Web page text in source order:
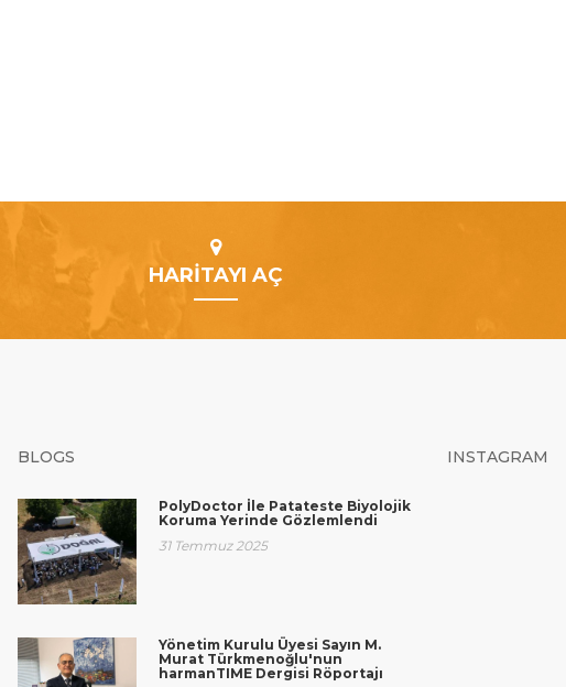
HARİTAYI AÇ
BLOGS
PolyDoctor İle Patateste Biyolojik
Koruma Yerinde Gözlemlendi
31 Temmuz 2025
Yönetim Kurulu Üyesi Sayın M.
Murat Türkmenoğlu'nun
harmanTIME Dergisi Röportajı
INSTAGRAM